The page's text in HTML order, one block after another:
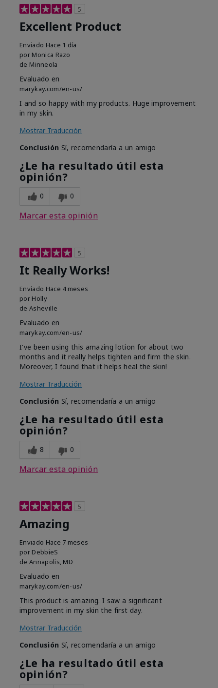
5
Excellent Product
Enviado Hace 1 día
por Monica Razo
de Minneola
Evaluado en
marykay.com/en-us/
I and so happy with my products. Huge improvement
in my skin.
Mostrar Traducción
Conclusión Sí, recomendaría a un amigo
¿Le ha resultado útil esta
opinión?
0 0
Marcar esta opinión
5
It Really Works!
Enviado Hace 4 meses
por Holly
de Asheville
Evaluado en
marykay.com/en-us/
I've been using this amazing lotion for about two
months and it really helps tighten and firm the skin.
Moreover, I found that it helps heal the skin!
Mostrar Traducción
Conclusión Sí, recomendaría a un amigo
¿Le ha resultado útil esta
opinión?
8 0
Marcar esta opinión
5
Amazing
Enviado Hace 7 meses
por DebbieS
de Annapolis, MD
Evaluado en
marykay.com/en-us/
This product is amazing. I saw a significant
improvement in my skin the first day.
Mostrar Traducción
Conclusión Sí, recomendaría a un amigo
¿Le ha resultado útil esta
opinión?